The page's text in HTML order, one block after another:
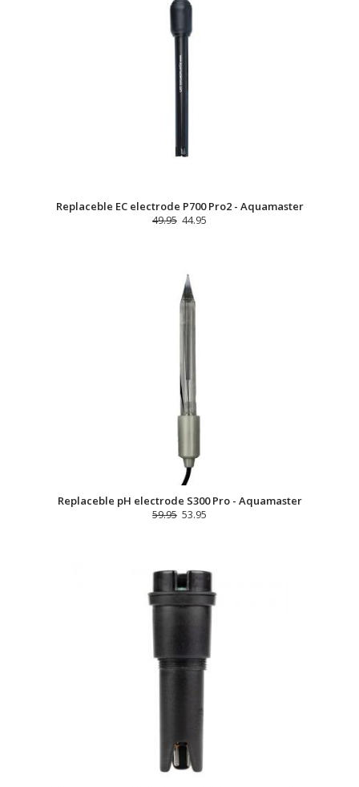
Replaceble EC electrode P700 Pro2 - Aquamaster
49.95 44.95
Replaceble pH electrode S300 Pro - Aquamaster
59.95 53.95